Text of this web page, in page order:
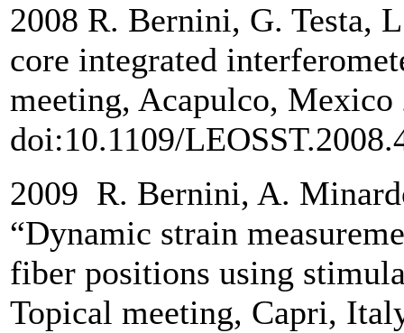
2008 R. Bernini, G. Testa,
core integrated
meeting, Acapulco, Mexico
doi:10.1109/
2009 R. Bernini, A.
“Dynamic strain
fiber positions using
Topical meeting, Capri,